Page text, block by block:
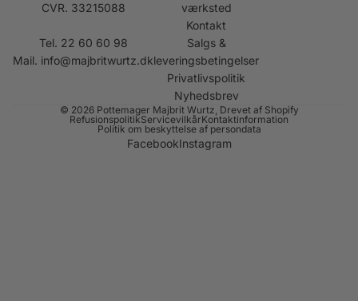
CVR. 33215088
Tel. 22 60 60 98
Mail. info@majbritwurtz.dk
værksted
Kontakt
Salgs &
leveringsbetingelser
Privatlivspolitik
Nyhedsbrev
© 2026 Pottemager Majbrit Wurtz, Drevet af Shopify
RefusionspolitikServicevilkårKontaktinformation
Politik om beskyttelse af persondata
FacebookInstagram